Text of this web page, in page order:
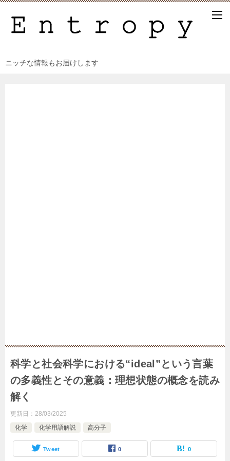
ニッチな情報もお届けします
科学と社会科学における“ideal”という言葉
の多義性とその意義：理想状態の概念を読み
解く
更新日： 28/03/2025
化学
化学用語解説 高分子
Tweet 0 0